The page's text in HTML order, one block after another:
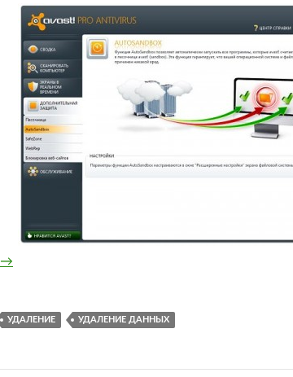
Как удалить avast с компьютера, работающий
→
УДАЛЕНИЕ УДАЛЕНИЕ ДАННЫХ